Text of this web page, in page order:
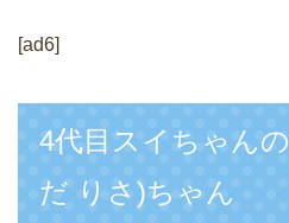
[ad6]
4代目スイちゃん
だ りさ)ちゃん